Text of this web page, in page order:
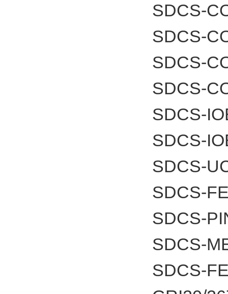
SDCS-
SDCS-
SDCS-
SDCS-
SDCS-
SDCS-
SDCS-
SDCS-
SDCS-
SDCS-
SDCS-